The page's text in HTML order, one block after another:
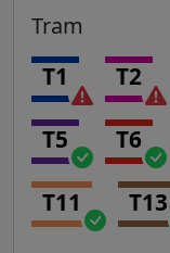
Tram
T1 T2
T5 T6
T11 T13